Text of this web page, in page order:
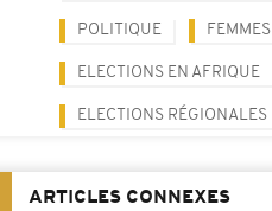
POLITIQUE FEMMES
ELECTIONS EN AFRIQUE
ELECTIONS RÉGIONALES
ARTICLES CONNEXES